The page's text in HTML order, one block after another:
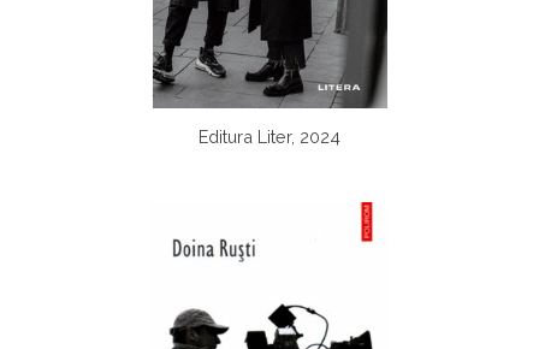
Editura Liter, 2024